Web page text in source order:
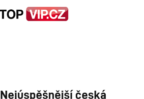
Nejúspěšnější česká